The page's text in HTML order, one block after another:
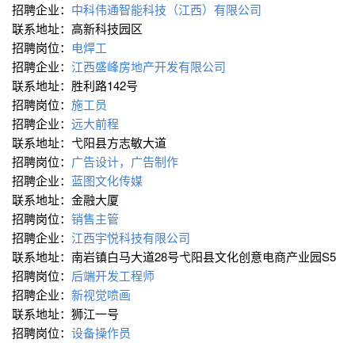
招聘企业： 中科伟通智能科技（江西）有限公司
联系地址：高新科技园区
招聘岗位： 电焊工
招聘企业： 江西盛峰房地产开发有限公司
联系地址：胜利路142号
招聘岗位： 施工员
招聘企业： 远大前程
联系地址：弋阳县方志敏大道
招聘岗位： 广告设计，广告制作
招聘企业： 蓝图文化传媒
联系地址：金融大厦
招聘岗位： 销售主管
招聘企业： 江西宇悦科技有限公司
联系地址：南岩镇白马大道28号弋阳县文化创意电商产业园S5
招聘岗位： 后端开发工程师
招聘企业： 新视觉喷画
联系地址：狮江一号
招聘岗位： 设备操作员